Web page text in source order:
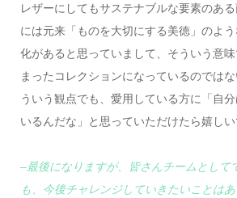
レザーにしてもサステナブルな要素のあ
には元来「ものを大切にする美徳」のよ
化があると思っていまして、そういう意
まったコレクションになっているのでは
ういう観点でも、愛用している方に「自
いるんだな」と思っていただけたら嬉しい
–最後になりますが、皆さんチームとして
も、今後チャレンジしていきたいことは